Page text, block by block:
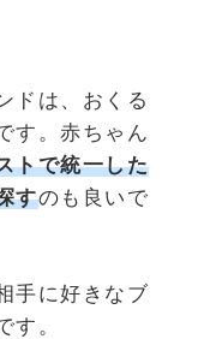
ドは、おくる
す。赤ちゃん
トで統一した
すのも良いで
手に好きなブ
す。